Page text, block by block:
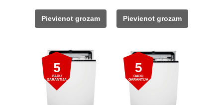
was:
833,00 €.
630,00 €.
Pievienot grozam
was:
1
699,00 €.
Pievienot grozam
5
GADU
GARANTIJA
5
GADU
GARANTIJA